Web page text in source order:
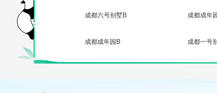
成都六号别墅B 成都成年
成都成年园B 成都一号